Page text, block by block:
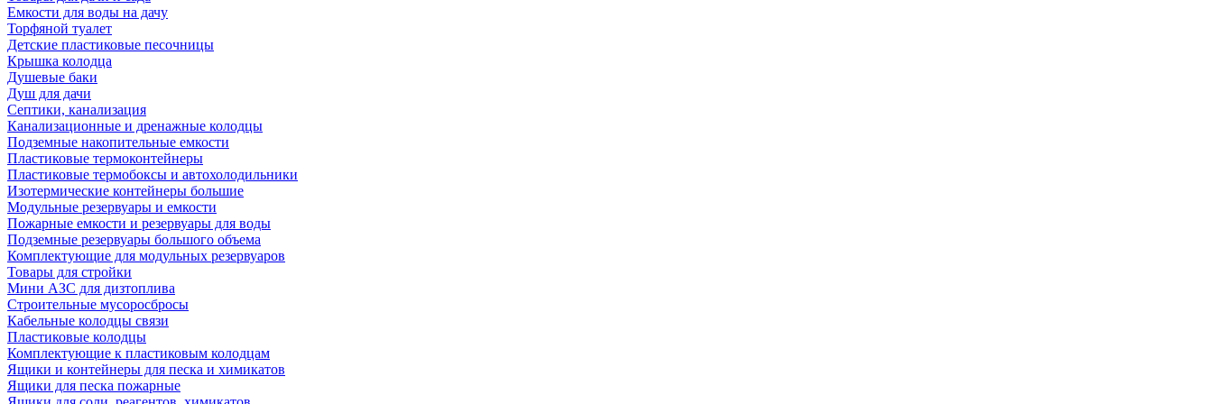
Емкости для воды на дачу
Торфяной туалет
Детские пластиковые песочницы
Крышка колодца
Душевые баки
Душ для дачи
Септики, канализация
Канализационные и дренажные колодцы
Подземные накопительные емкости
Пластиковые термоконтейнеры
Пластиковые термобоксы и автохолодильники
Изотермические контейнеры большие
Модульные резервуары и емкости
Пожарные емкости и резервуары для воды
Подземные резервуары большого объема
Комплектующие для модульных резервуаров
Товары для стройки
Мини АЗС для дизтоплива
Строительные мусоросбросы
Кабельные колодцы связи
Пластиковые колодцы
Комплектующие к пластиковым колодцам
Ящики и контейнеры для песка и химикатов
Ящики для песка пожарные